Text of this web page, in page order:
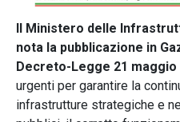
Il Ministero delle
nota la pubblicazione in
Decreto-Legge 21 maggio
urgenti per garantire la
infrastrutture strategiche e